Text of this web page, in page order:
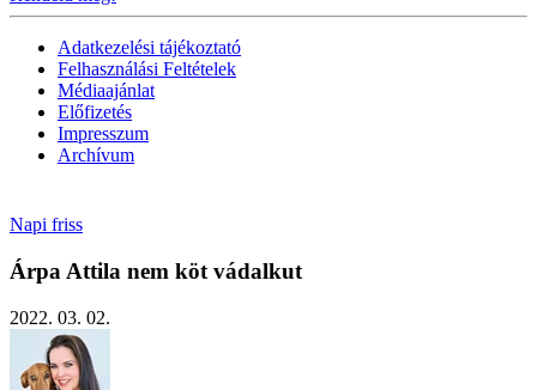
Adatkezelési tájékoztató
Felhasználási Feltételek
Médiaajánlat
Előfizetés
Impresszum
Archívum
Napi friss
Árpa Attila nem köt vádalkut
2022. 03. 02.